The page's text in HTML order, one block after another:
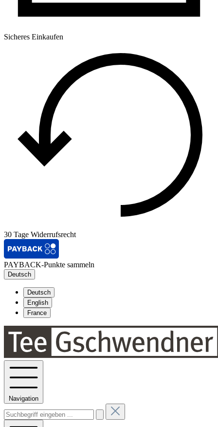
Sicheres Einkaufen
30 Tage Widerrufsrecht
PAYBACK-Punkte sammeln
Deutsch
Deutsch
English
France
Navigation